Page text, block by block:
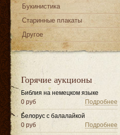
Букинистика
Старинные плакаты
Другое
Горячие аукционы
Библия на немецком языке
Подробнее
0 руб
Белорус с балалайкой
Подробнее
0 руб